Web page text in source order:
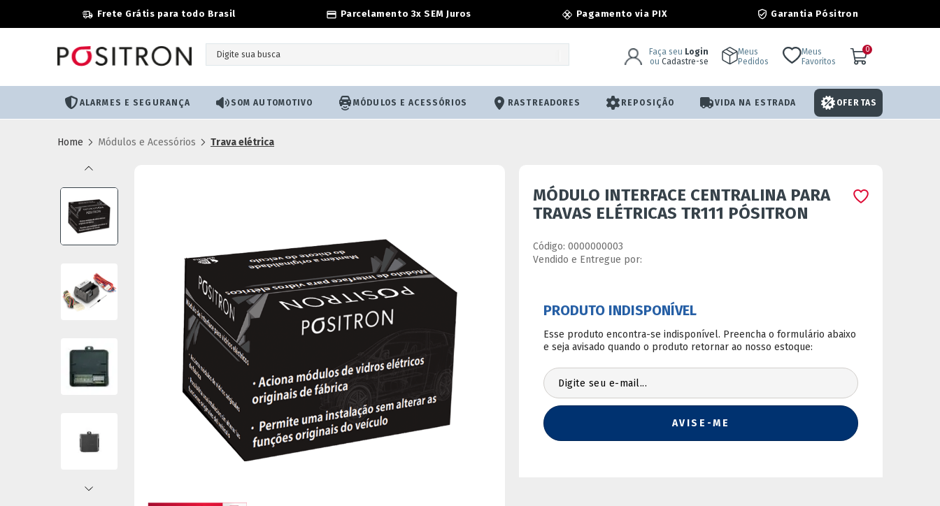
Frete Grátis para todo Brasil Parcelamento 3x SEM Juros Pagamento via PIX Garantia Pósitron
Faça seu Login
ou Cadastre-se
Meus
Pedidos
Meus
Favoritos
0
ALARMES E SEGURANÇA SOM AUTOMOTIVO MÓDULOS E ACESSÓRIOS RASTREADORES REPOSIÇÃO VIDA NA ESTRADA OFERTAS
Módulos e Acessórios Trava elétrica
MÓDULO INTERFACE CENTRALINA PARA
TRAVAS ELÉTRICAS TR111 PÓSITRON
Código: 0000000003
Vendido e Entregue por:
- + Comprar
Calcule o frete:
Não sei meu CEP